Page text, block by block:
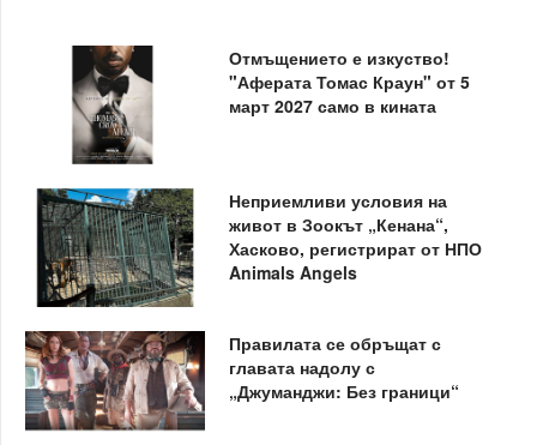
Отмъщението е изкуство!
"Аферата Томас Краун" от 5
март 2027 само в кината
Неприемливи условия на
живот в Зоокът „Кенана“,
Хасково, регистрират от НПО
Animals Angels
Правилата се обръщат с
главата надолу с
„Джуманджи: Без граници“